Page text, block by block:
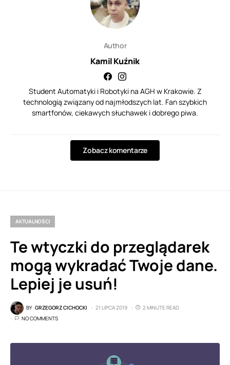
Author
Kamil Kuźnik
Student Automatyki i Robotyki na AGH w Krakowie. Z
technologią związany od najmłodszych lat. Fan szybkich
smartfonów, ciekawych słuchawek i dobrego piwa.
Zobacz komentarze
AKTUALNOŚCI
Te wtyczki do przeglądarek
mogą wykradać Twoje dane.
Lepiej je usuń!
BY GRZEGORZ CICHOCKI 21 LIPCA 2019
2 MINUTE READ
NO COMMENTS